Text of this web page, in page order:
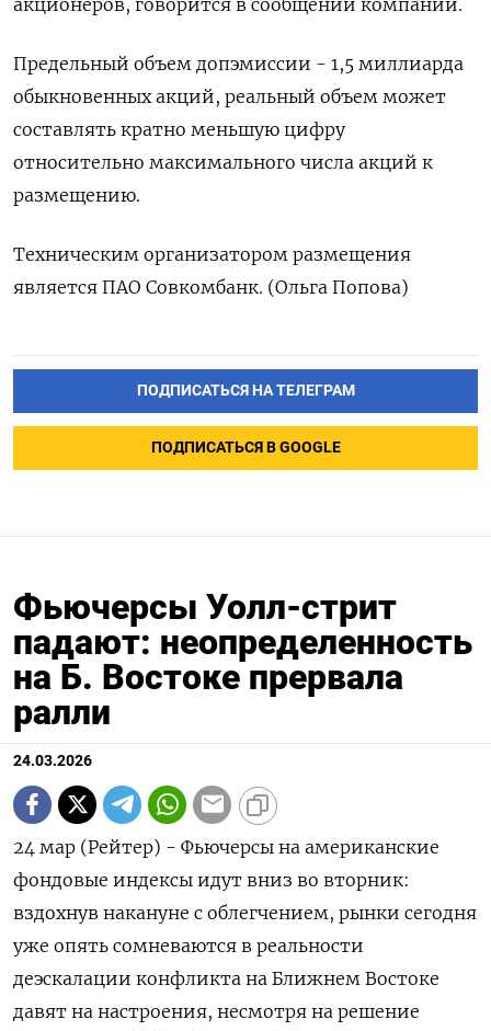
акционеров, говорится ⁠в сообщении компании.
Предельный объем допэмиссии - 1,5 миллиарда
обыкновенных акций, ‌реальный объем может
составлять ‌кратно меньшую цифру
относительно максимального числа акций ​к
размещению.
Техническим организатором размещения
‌является ПАО Совкомбанк. (Ольга Попова)
ПОДПИСАТЬСЯ НА ТЕЛЕГРАМ
ПОДПИСАТЬСЯ В GOOGLE
Фьючерсы Уолл-стрит
падают: неопределенность
на Б. Востоке прервала
ралли
24.03.2026
24 мар (Рейтер) - Фьючерсы на американские
фондовые индексы ‌идут вниз во вторник:
вздохнув накануне ​с ​облегчением, рынки сегодня
​уже ⁠опять ‌сомневаются в ‌реальности
деэскалации конфликта на Ближнем ​Востоке
давят ‌на настроения, ​несмотря на решение